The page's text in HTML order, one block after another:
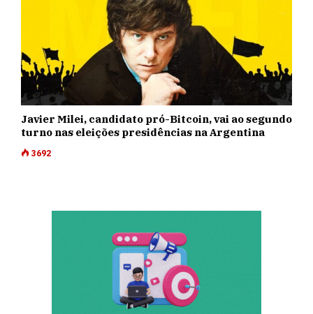
Javier Milei, candidato pró-Bitcoin, vai ao segundo
turno nas eleições presidências na Argentina
3692